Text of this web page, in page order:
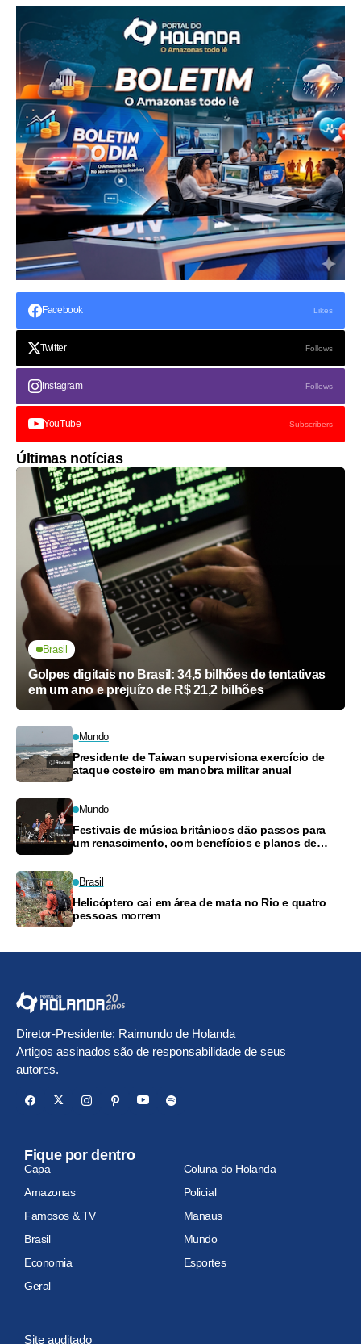
Facebook Likes
Twitter Follows
Instagram Follows
YouTube Subscribers
Últimas notícias
Brasil
Golpes digitais no Brasil: 34,5 bilhões de tentativas
em um ano e prejuízo de R$ 21,2 bilhões
Mundo
Presidente de Taiwan supervisiona exercício de
ataque costeiro em manobra militar anual
Mundo
Festivais de música britânicos dão passos para
um renascimento, com benefícios e planos de
Brasil
Helicóptero cai em área de mata no Rio e quatro
pessoas morrem
Diretor-Presidente: Raimundo de Holanda
Artigos assinados são de responsabilidade de seus
autores.
Fique por dentro
Capa
Coluna do Holanda
Amazonas
Policial
Famosos & TV
Manaus
Brasil
Mundo
Economia
Esportes
Geral
Site auditado